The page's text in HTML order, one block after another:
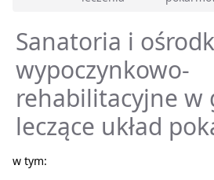
Strona główna
Sanatoria i
wypoczynkowo-
rehabilitacyjne w
leczące układ
w tym: